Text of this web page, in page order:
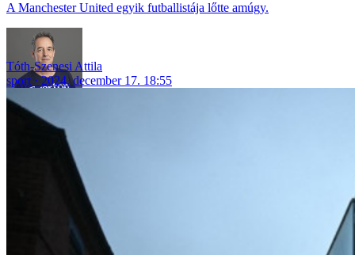
A Manchester United egyik futballistája lőtte amúgy.
Tóth-Szenesi Attila
sport
2024. december 17. 18:55